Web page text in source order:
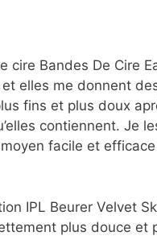
cire Bandes De Cire
elles me donnent
fins et plus doux
contiennent. Je
facile et efficace
IPL Beurer Velvet
plus douce et